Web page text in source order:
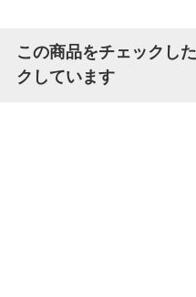
この商品をチェックし
クしています